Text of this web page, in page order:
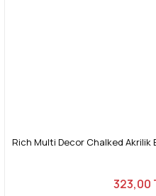
Rich Multi Decor Chalked Akrilik
323,00